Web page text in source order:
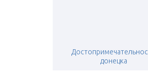
донецка